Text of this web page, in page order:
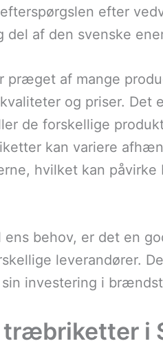
efter
af den svenske
af mange
og priser. Det
de forskellige
kan variere
hvilket kan
behov, er det en
leverandører.
investering i
i